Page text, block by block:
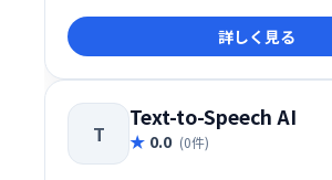
独自の音声モデル作成が可能で、個
プロフェッショナルな用途まで幅広い
ことができます。
詳しく見る
T
Text-to-Speech AI
0.0 (0件)